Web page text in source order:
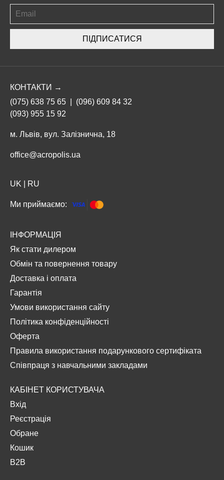
ПІДПИСАТИСЯ
КОНТАКТИ →
(075) 638 75 65
(096) 609 84 32
(093) 955 15 92
м. Львів, вул. Залізнична, 18
office@acropolis.ua
UK RU
Ми приймаємо:
ІНФОРМАЦІЯ
Як стати дилером
Обмін та повернення товару
Доставка і оплата
Гарантія
Умови використання сайту
Політика конфіденційності
Оферта
Правила використання подарункового сертифіката
Співпраця з навчальними закладами
КАБІНЕТ КОРИСТУВАЧА
Вхід
Реєстрація
Обране
Кошик
B2B